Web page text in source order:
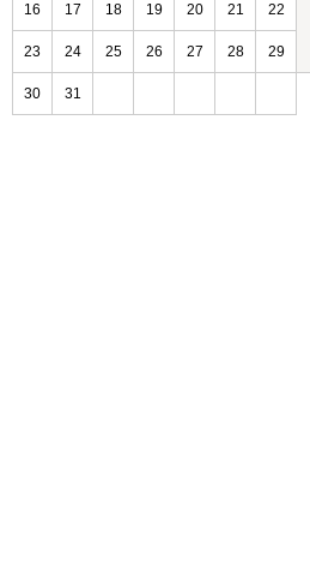
16 17 18 19 20 21 22
23 24 25 26 27 28 29
30 31